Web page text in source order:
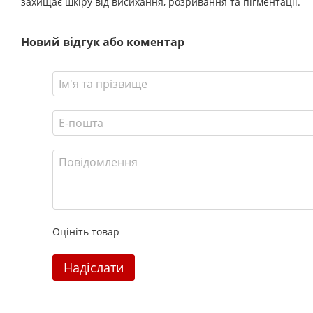
Новий відгук або коментар
Оцініть товар
Надіслати